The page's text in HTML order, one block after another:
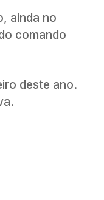
ainda no
comando
deste ano.